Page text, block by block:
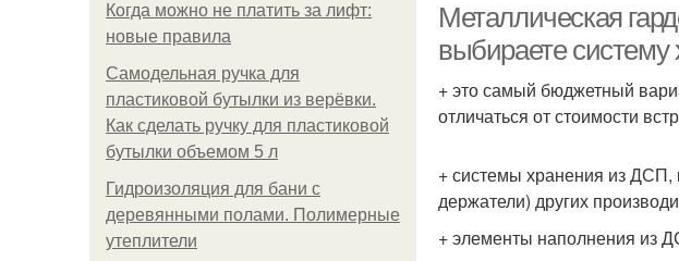
Когда можно не платить за лифт:
новые правила
Самодельная ручка для
пластиковой бутылки из верёвки.
Как сделать ручку для пластиковой
бутылки объемом 5 л
Гидроизоляция для бани с
деревянными полами. Полимерные
утеплители
Металлическая
выбираете
+ это самый бюджетный
отличаться от стоимости
+ системы хранения из ДСП,
держатели) других
+ элементы наполнения из